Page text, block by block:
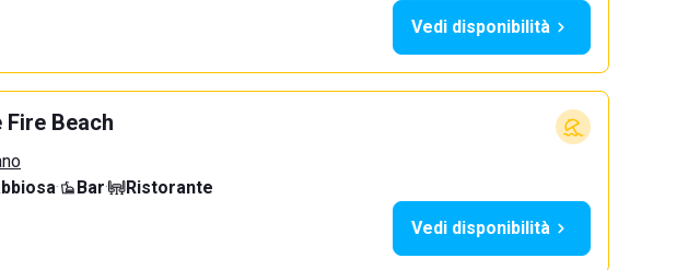
Vedi disponibilità
Fire Beach
· Bar·
Ristorante
Vedi disponibilità